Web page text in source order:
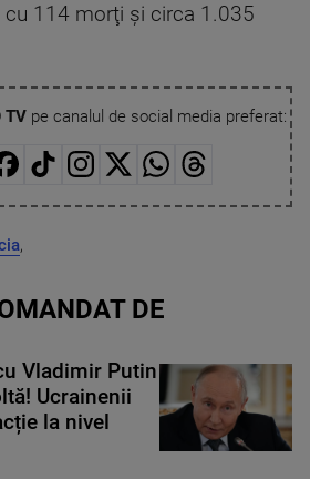
114 morţi şi circa 1.035
TVpe canalul de social media preferat:
,
DE
Vladimir Putin
Ucrainenii
la nivel